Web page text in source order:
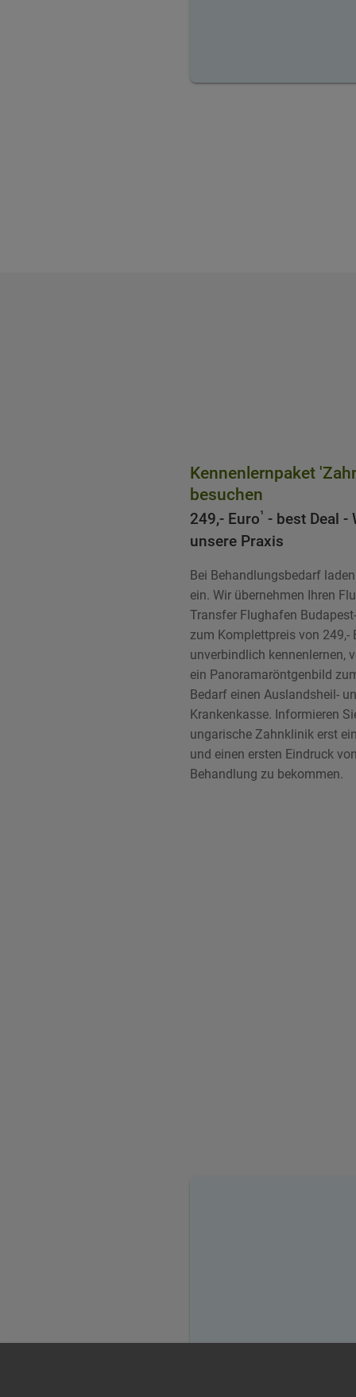
Kennenlernpaket
besuchen
249,- Euro¹ - best Deal -
unsere Praxis
Bei Behandlungsbedarf
ein. Wir übernehmen Ihren
Transfer Flughafen
zum Komplettpreis von 249,-
unverbindlich kennenlernen,
ein Panoramaröntgenbild
Bedarf einen Auslandsheil-
Krankenkasse. Informieren
ungarische Zahnklinik erst
und einen ersten Eindruck
Behandlung zu bekommen.